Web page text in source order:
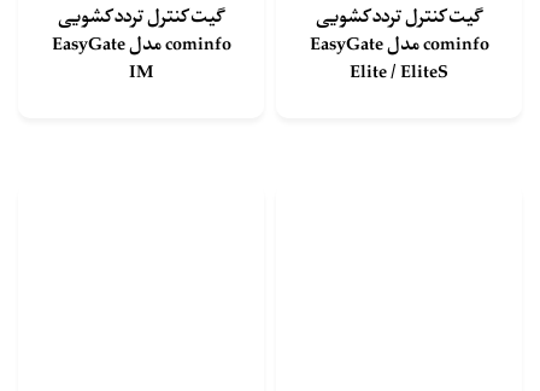
گیت کنترل تردد کشویی
cominfo مدل EasyGate
Elite / EliteS
گیت کنترل تردد کشویی
cominfo مدل EasyGate
IM